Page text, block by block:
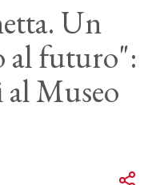
Un
al futuro":
Museo